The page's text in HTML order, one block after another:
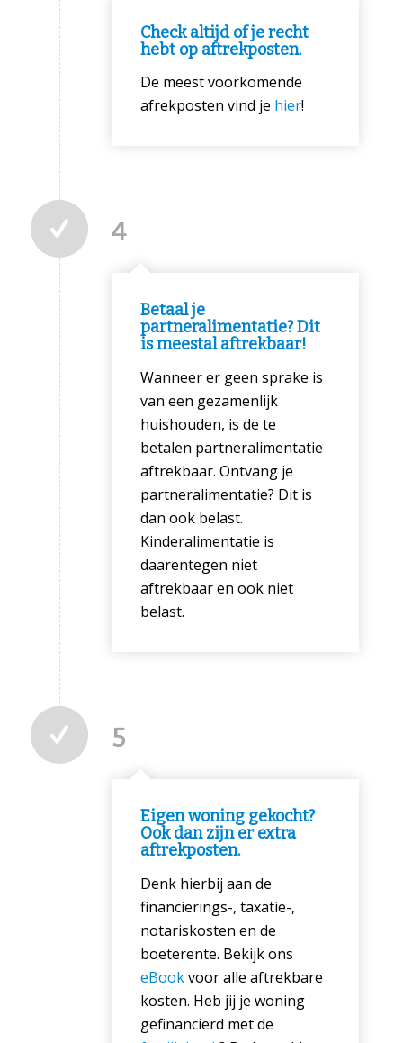
Check altijd of je recht
hebt op aftrekposten.
De meest voorkomende
afrekposten vind je hier!
4
Betaal je
partneralimentatie? Dit
is meestal aftrekbaar!
Wanneer er geen sprake is
van een gezamenlijk
huishouden, is de te
betalen partneralimentatie
aftrekbaar. Ontvang je
partneralimentatie? Dit is
dan ook belast.
Kinderalimentatie is
daarentegen niet
aftrekbaar en ook niet
belast.
5
Eigen woning gekocht?
Ook dan zijn er extra
aftrekposten.
Denk hierbij aan de
financierings-, taxatie-,
notariskosten en de
boeterente. Bekijk ons
eBookvoor alle aftrekbare
kosten. Heb jij je woning
gefinancierd met de